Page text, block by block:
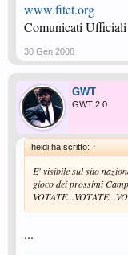
www.fitet.org
Comunicati Ufficiali
30 Gen 2008
GWT
GWT 2.0
heidi ha scritto: ↑
E' visibile sul sito
gioco dei prossimi
...